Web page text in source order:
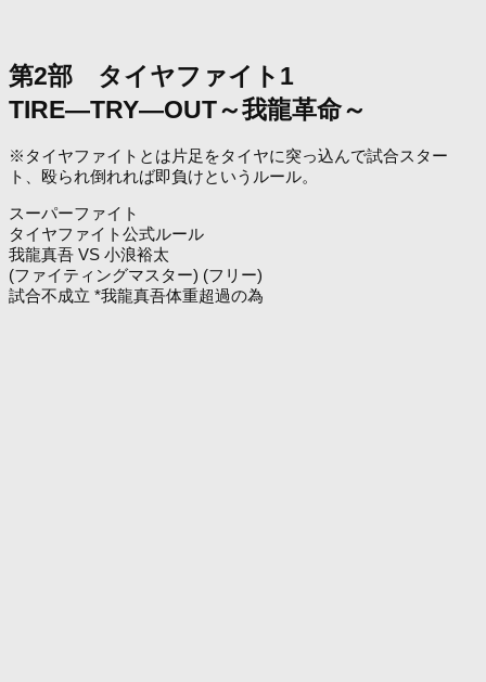
第2部 タイヤファイト1
TIRE―TRY―OUT～我龍革命～
※タイヤファイトとは片足をタイヤに突っ込んで試合スター
ト、殴られ倒れれば即負けというルール。
スーパーファイト
タイヤファイト公式ルール
我龍真吾 VS 小浪裕太
(ファイティングマスター) (フリー)
試合不成立 *我龍真吾体重超過の為